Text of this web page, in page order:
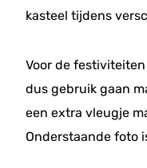
kasteel tijdens
Voor de
dus gebruik gaan
een extra vleugje
Onderstaande foto